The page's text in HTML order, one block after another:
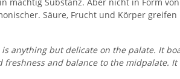
Säure, Frucht und Körper
anything but delicate on the palate. It
and balance to the midpalate.